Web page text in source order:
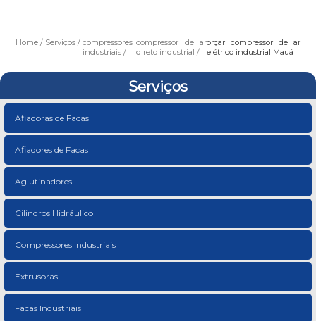
Home Serviços
compressores
industriais
compressor de ar
direto industrial
orçar compressor de ar
elétrico industrial Mauá
Serviços
Afiadoras de Facas
Afiadores de Facas
Aglutinadores
Cilindros Hidráulico
Compressores Industriais
Extrusoras
Facas Industriais